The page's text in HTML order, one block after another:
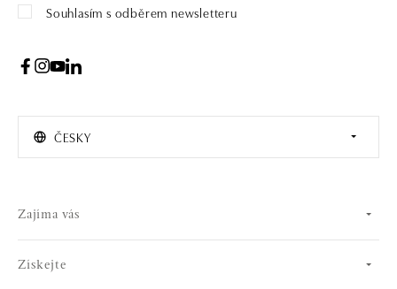
Souhlasím s odběrem newsletteru
ČESKY
Zajíma vás
Získejte